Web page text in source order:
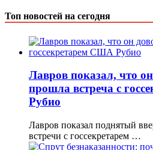
Топ новостей на сегодня
Лавров показал, что
прошла встреча с
Рубио
Лавров показал поднятый
встречи с госсекретарем …